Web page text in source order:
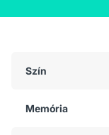
Szín
Memória